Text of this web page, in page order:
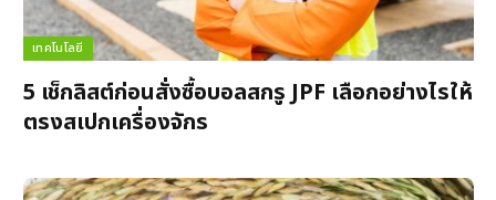
เทคโนโลยี
5 เช็กลิสต์ก่อนสั่งซื้อบอลสกรู JPF เลือกอย่างไรให้
ตรงสเปกเครื่องจักร